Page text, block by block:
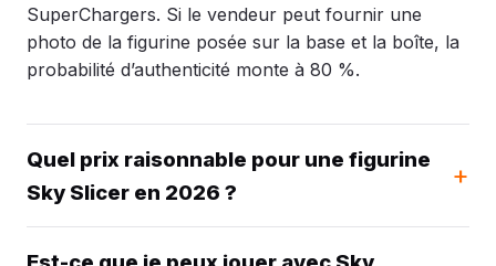
SuperChargers. Si le vendeur peut fournir une
photo de la figurine posée sur la base et la boîte, la
probabilité d’authenticité monte à 80 %.
Quel prix raisonnable pour une figurine
Sky Slicer en 2026 ?